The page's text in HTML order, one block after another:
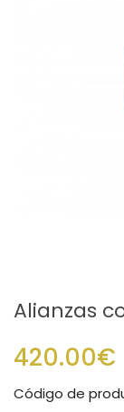
Alianzas
420.00€
Código de